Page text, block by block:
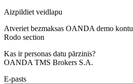
Aizpildiet veidlapu
Atveriet bezmaksas OANDA demo kontu
Rodo section
Kas ir personas datu pārzinis?
OANDA TMS Brokers S.A.
E-pasts